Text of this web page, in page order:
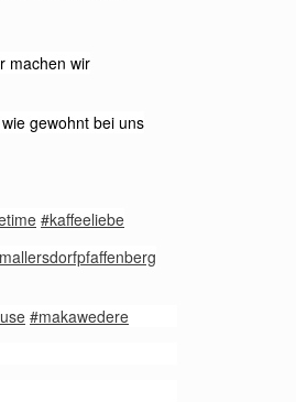
machen wir
gewohnt bei uns
#kaffeeliebe
#makawedere